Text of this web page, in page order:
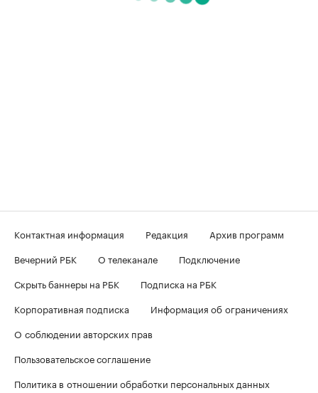
Контактная информация Редакция
Архив программ
Вечерний РБК
О телеканале
Подключение
Скрыть баннеры на РБК
Подписка на РБК
Корпоративная подписка
Информация об ограничениях
О соблюдении авторских прав
Пользовательское соглашение
Политика в отношении обработки персональных данных